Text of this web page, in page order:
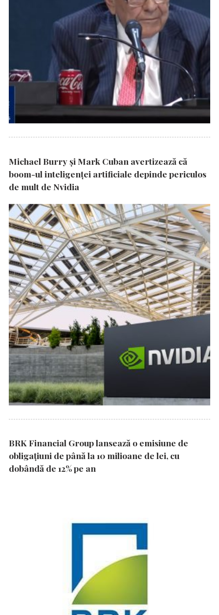
Michael Burry și Mark Cuban avertizează că
boom-ul inteligenței artificiale depinde periculos
de mult de Nvidia
BRK Financial Group lansează o emisiune de
obligațiuni de până la 10 milioane de lei, cu
dobândă de 12% pe an